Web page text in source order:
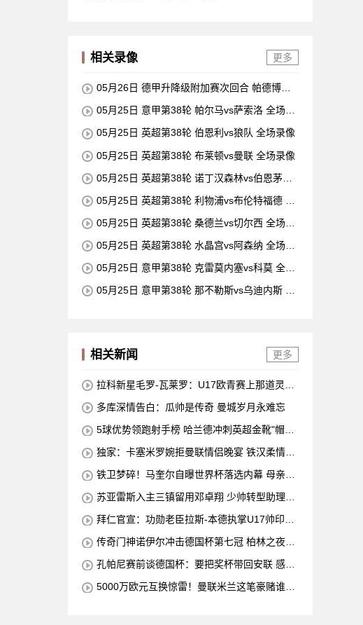
相关录像 更多
05月26日 德甲升降级附加赛次回合 帕德博恩v
05月25日 意甲第38轮 帕尔马vs萨索洛 全场录
05月25日 英超第38轮 伯恩利vs狼队 全场录像
05月25日 英超第38轮 布莱顿vs曼联 全场录像
05月25日 英超第38轮 诺丁汉森林vs伯恩茅斯
05月25日 英超第38轮 利物浦vs布伦特福德 全
05月25日 英超第38轮 桑德兰vs切尔西 全场录
05月25日 英超第38轮 水晶宫vs阿森纳 全场录
05月25日 意甲第38轮 克雷莫内塞vs科莫 全场
05月25日 意甲第38轮 那不勒斯vs乌迪内斯 全
相关新闻 更多
拉科新星毛罗-瓦莱罗：U17欧青赛上那道灵动
多库深情告白：瓜帅是传奇 曼城岁月永难忘
5球优势领跑射手榜 哈兰德冲刺英超金靴"帽子
独家：卡塞米罗婉拒曼联情侣晚宴 铁汉柔情夜
铁卫梦碎！马奎尔自曝世界杯落选内幕 母亲怒
苏亚雷斯入主三镇留用邓卓翔 少帅转型助理教
拜仁官宣：功勋老臣拉斯-本德执掌U17帅印，
传奇门神诺伊尔冲击德国杯第七冠 柏林之夜或
孔帕尼赛前谈德国杯：要把奖杯带回安联 感恩
5000万欧元互换惊雷！曼联米兰这笔豪赌谁先